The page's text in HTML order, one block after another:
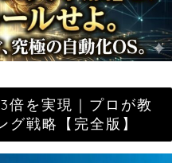
を実現｜プロが教
グ戦略【完全版】